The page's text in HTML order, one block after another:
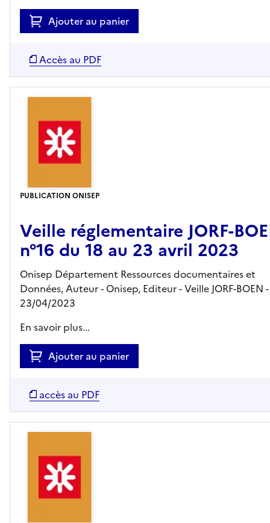
Ajouter au panier
Accès au PDF
PUBLICATION ONISEP
Veille réglementaire JORF-
n°16 du 18 au 23 avril 2023
Onisep Département Ressources documentaires et
Données, Auteur - Onisep, Editeur- Veille JORF-BOEN -
23/04/2023
En savoir plus...
Ajouter au panier
accès au PDF